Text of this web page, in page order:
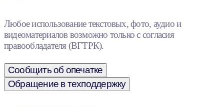
Любое использование текстовых, фото, аудио и
видеоматериалов возможно только с согласия
правообладателя (ВГТРК).
Сообщить об опечатке
Обращение в техподдержку